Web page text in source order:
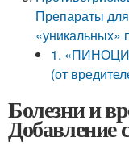
Препараты
«уникальных»
1.
(от
Болезни и
Добавление